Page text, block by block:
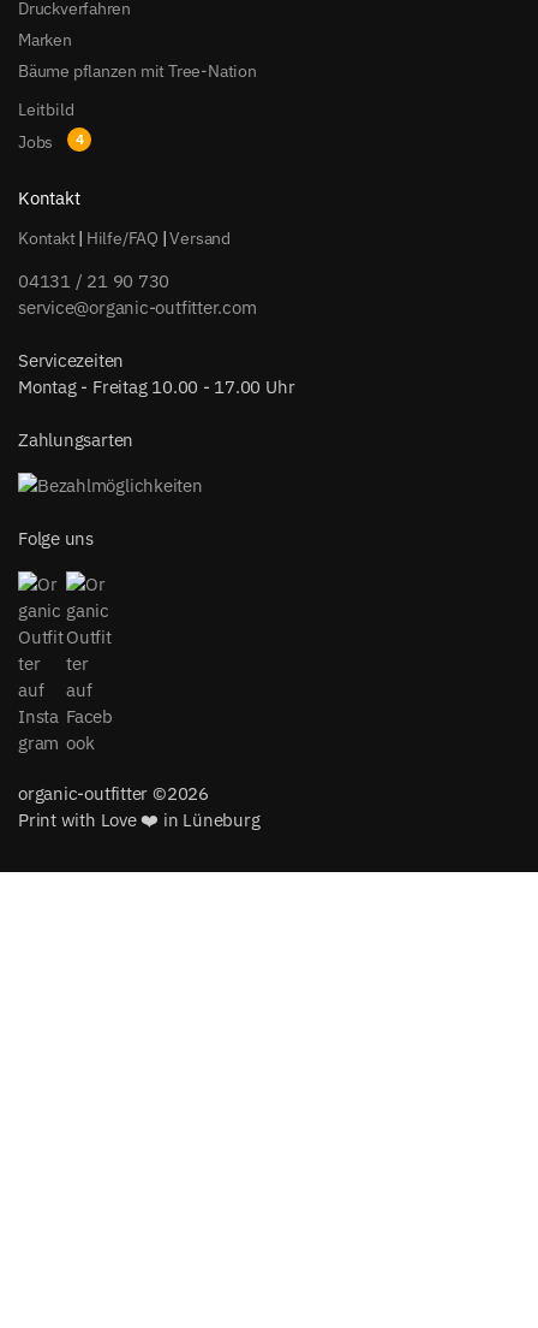
Druckverfahren
Marken
Bäume pflanzen mit Tree-Nation
Leitbild
Jobs
Kontakt
Kontakt| Hilfe/FAQ |Versand
04131 / 21 90 730
service@organic-outfitter.com
Servicezeiten
Montag - Freitag 10.00 - 17.00 Uhr
Zahlungsarten
Folge uns
organic-outfitter ©2026
Print with Love ❤️ in Lüneburg